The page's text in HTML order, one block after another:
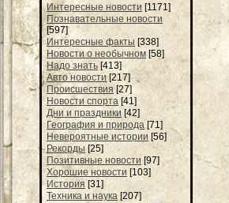
Интересные новости [1171]
Познавательные новости
[597]
Интересные факты [338]
Новости о необычном [58]
Надо знать [413]
Авто новости [217]
Происшествия [27]
Новости спорта [41]
Дни и праздники [42]
География и природа [71]
Невероятные истории [56]
Рекорды [25]
Позитивные новости [97]
Хорошие новости [103]
История [31]
Техника и наука [207]